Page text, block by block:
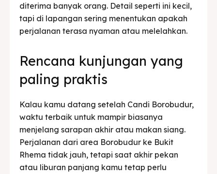
diterima banyak orang. Detail seperti ini kecil,
tapi di lapangan sering menentukan apakah
perjalanan terasa nyaman atau melelahkan.
Rencana kunjungan yang
paling praktis
Kalau kamu datang setelah Candi Borobudur,
waktu terbaik untuk mampir biasanya
menjelang sarapan akhir atau makan siang.
Perjalanan dari area Borobudur ke Bukit
Rhema tidak jauh, tetapi saat akhir pekan
atau liburan panjang kamu tetap perlu